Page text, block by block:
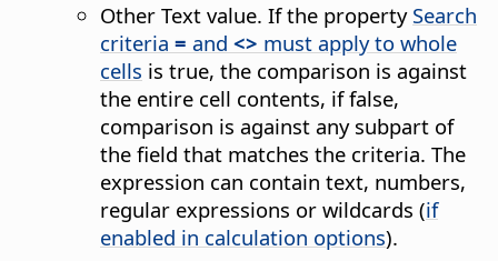
Other Text value. If the property Search
criteria = and <> must apply to whole
cells is true, the comparison is against
the entire cell contents, if false,
comparison is against any subpart of
the field that matches the criteria. The
expression can contain text, numbers,
regular expressions or wildcards (if
enabled in calculation options).